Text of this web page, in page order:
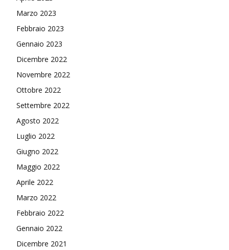
Marzo 2023
Febbraio 2023
Gennaio 2023
Dicembre 2022
Novembre 2022
Ottobre 2022
Settembre 2022
Agosto 2022
Luglio 2022
Giugno 2022
Maggio 2022
Aprile 2022
Marzo 2022
Febbraio 2022
Gennaio 2022
Dicembre 2021